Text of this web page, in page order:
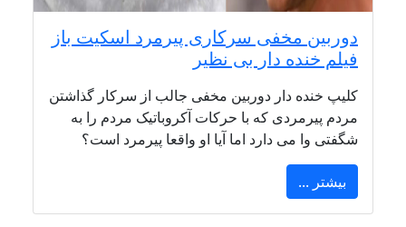
دوربین مخفی سرکاری پیرمرد اسکیت باز
فیلم خنده دار بی نظیر
کلیپ خنده دار دوربین مخفی جالب از سرکار گذاشتن
مردم پیرمردی که با حرکات آکروباتیک مردم را به
شگفتی وا می دارد اما آیا او واقعا پیرمرد است؟
بیشتر ...